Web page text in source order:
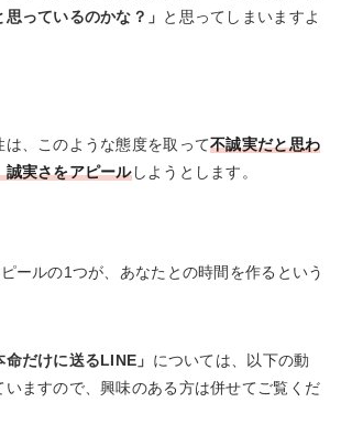
っているのかな？」 と思ってしまいますよ
は、このような態度を取って不誠実だと思わ
誠実さをアピールしようとします。
ールの1つが、あなたとの時間を作るという
命だけに送るLINE」 については、以下の動
いますので、興味のある方は併せてご覧くだ